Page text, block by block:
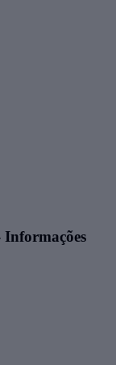
Informações